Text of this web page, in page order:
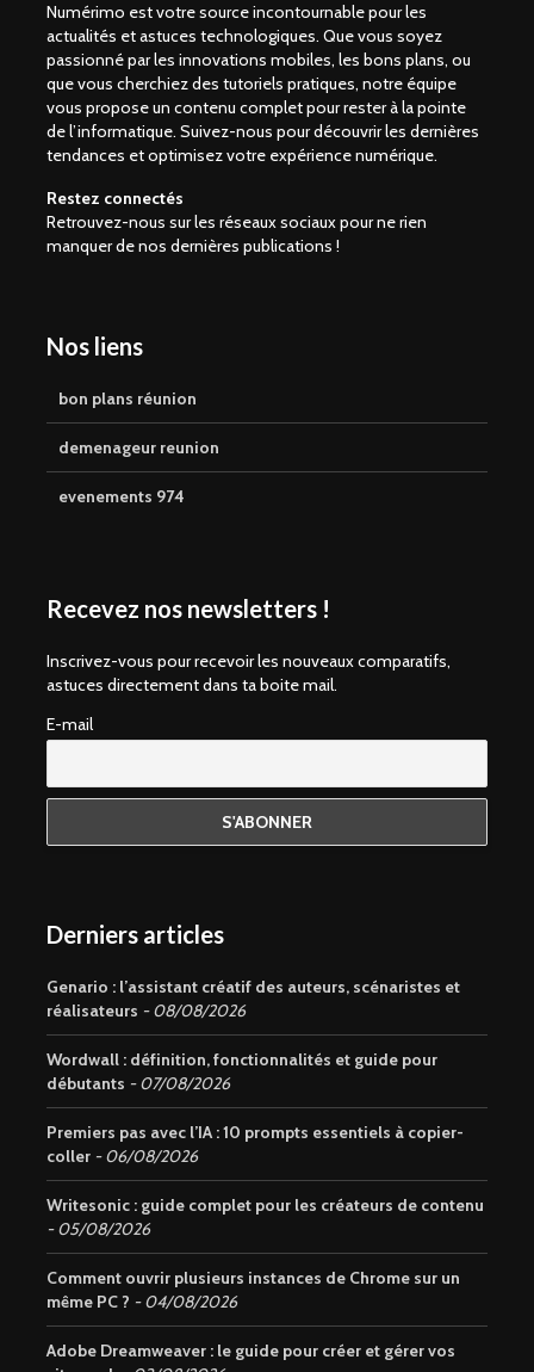
Numérimo est votre source incontournable pour les
actualités et astuces technologiques. Que vous soyez
passionné par les innovations mobiles, les bons plans, ou
que vous cherchiez des tutoriels pratiques, notre équipe
vous propose un contenu complet pour rester à la pointe
de l’informatique. Suivez-nous pour découvrir les dernières
tendances et optimisez votre expérience numérique.
Restez connectés
Retrouvez-nous sur les réseaux sociaux pour ne rien
manquer de nos dernières publications !
Nos liens
bon plans réunion
demenageur reunion
evenements 974
Recevez nos newsletters !
Inscrivez-vous pour recevoir les nouveaux comparatifs,
astuces directement dans ta boite mail.
E-mail
Derniers articles
Genario : l’assistant créatif des auteurs, scénaristes et
réalisateurs
08/08/2026
Wordwall : définition, fonctionnalités et guide pour
débutants
07/08/2026
Premiers pas avec l’IA : 10 prompts essentiels à copier-
coller
06/08/2026
Writesonic : guide complet pour les créateurs de contenu
05/08/2026
Comment ouvrir plusieurs instances de Chrome sur un
même PC ?
04/08/2026
Adobe Dreamweaver : le guide pour créer et gérer vos